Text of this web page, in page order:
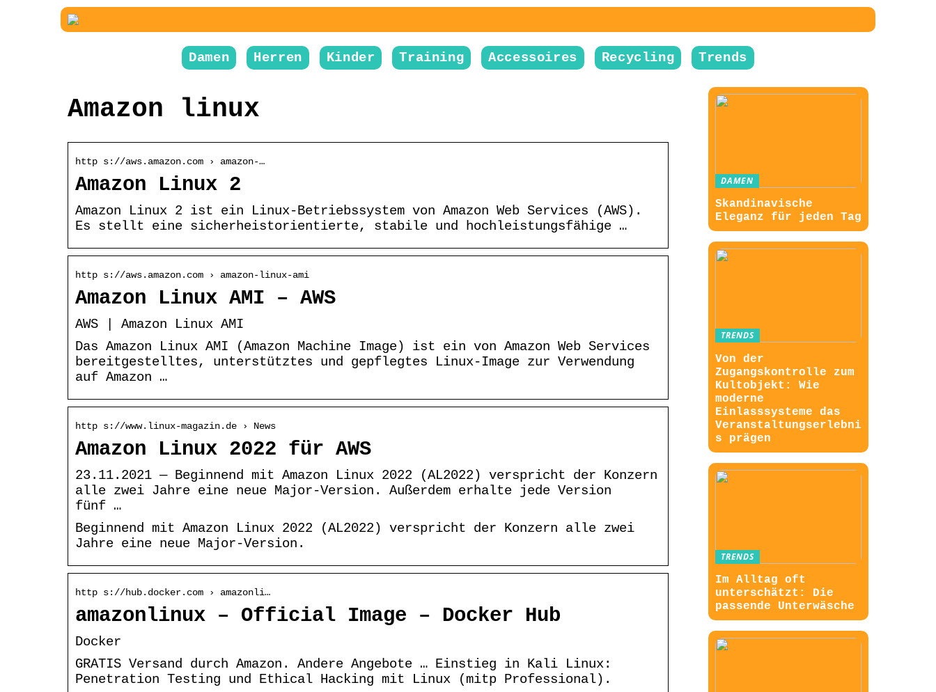
Damen Herren Kinder Training Accessoires Recycling Trends
Amazon linux
http s://aws.amazon.com › amazon-…
Amazon Linux 2
Amazon Linux 2 ist ein Linux-Betriebssystem von Amazon Web Services (AWS).
Es stellt eine sicherheistorientierte, stabile und hochleistungsfähige …
http s://aws.amazon.com › amazon-linux-ami
Amazon Linux AMI – AWS
AWS | Amazon Linux AMI
Das Amazon Linux AMI (Amazon Machine Image) ist ein von Amazon Web Services
bereitgestelltes, unterstütztes und gepflegtes Linux-Image zur Verwendung
auf Amazon …
http s://www.linux-magazin.de › News
Amazon Linux 2022 für AWS
23.11.2021 — Beginnend mit Amazon Linux 2022 (AL2022) verspricht der Konzern
alle zwei Jahre eine neue Major-Version. Außerdem erhalte jede Version
fünf …
Beginnend mit Amazon Linux 2022 (AL2022) verspricht der Konzern alle zwei
Jahre eine neue Major-Version.
http s://hub.docker.com › amazonli…
amazonlinux – Official Image – Docker Hub
Docker
GRATIS Versand durch Amazon. Andere Angebote … Einstieg in Kali Linux:
Penetration Testing und Ethical Hacking mit Linux (mitp Professional).
DAMEN
Skandinavische
Eleganz für jeden Tag
TRENDS
Von der
Zugangskontrolle zum
Kultobjekt: Wie
moderne
Einlasssysteme das
Veranstaltungserlebni
s prägen
TRENDS
Im Alltag oft
unterschätzt: Die
passende Unterwäsche